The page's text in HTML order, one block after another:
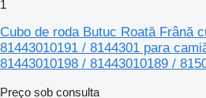
1
Cubo de roda Butuc Roată Frână
81443010191 / 8144301 para
81443010198 / 81443010189 /
Preço sob consulta